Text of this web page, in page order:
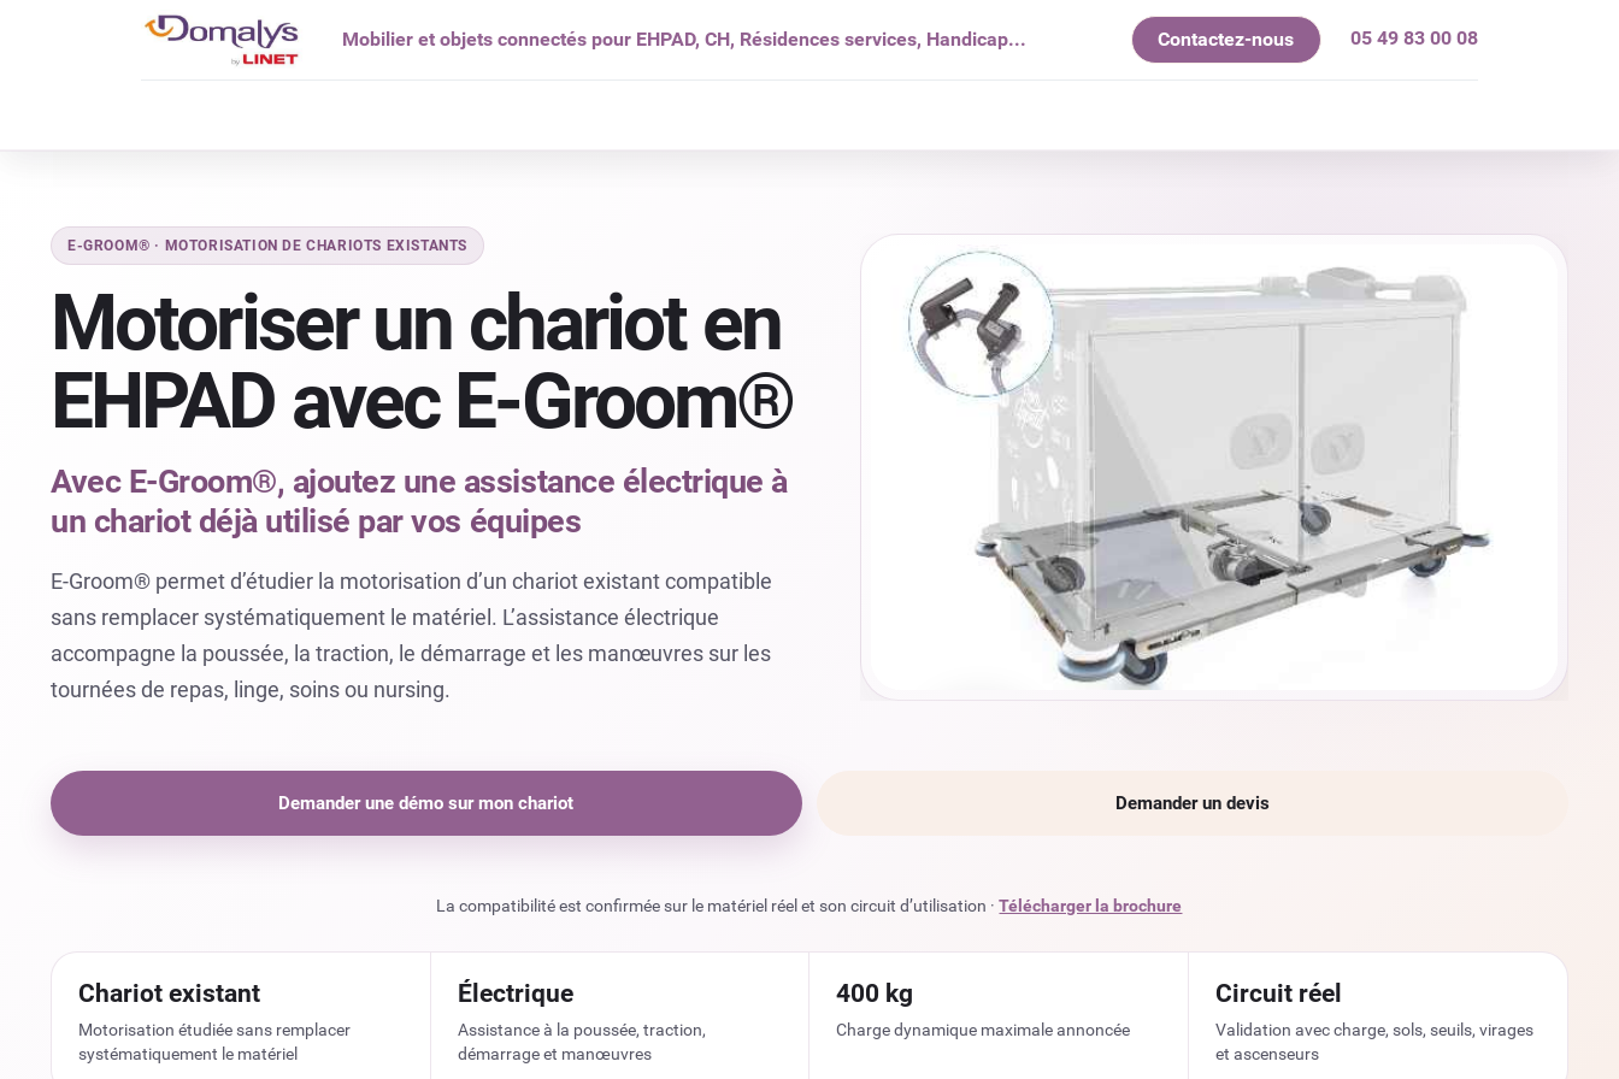
Mobilier et objets connectés pour EHPAD, CH, Résidences services, Handicap... Contactez-nous 05 49 83 00 08
E-GROOM® · MOTORISATION DE CHARIOTS EXISTANTS
Motoriser un chariot en
EHPAD avec E-Groom®
Avec E-Groom®, ajoutez une assistance électrique à
un chariot déjà utilisé par vos équipes
E-Groom® permet d’étudier la motorisation d’un chariot existant compatible
sans remplacer systématiquement le matériel. L’assistance électrique
accompagne la poussée, la traction, le démarrage et les manœuvres sur les
tournées de repas, linge, soins ou nursing.
Demander une démo sur mon chariot Demander un devis
La compatibilité est confirmée sur le matériel réel et son circuit d’utilisation ·Télécharger la brochure
Chariot existant
Motorisation étudiée sans remplacer
systématiquement le matériel
Électrique
Assistance à la poussée, traction,
démarrage et manœuvres
400 kg
Charge dynamique maximale annoncée
Circuit réel
Validation avec charge, sols, seuils, virages
et ascenseurs